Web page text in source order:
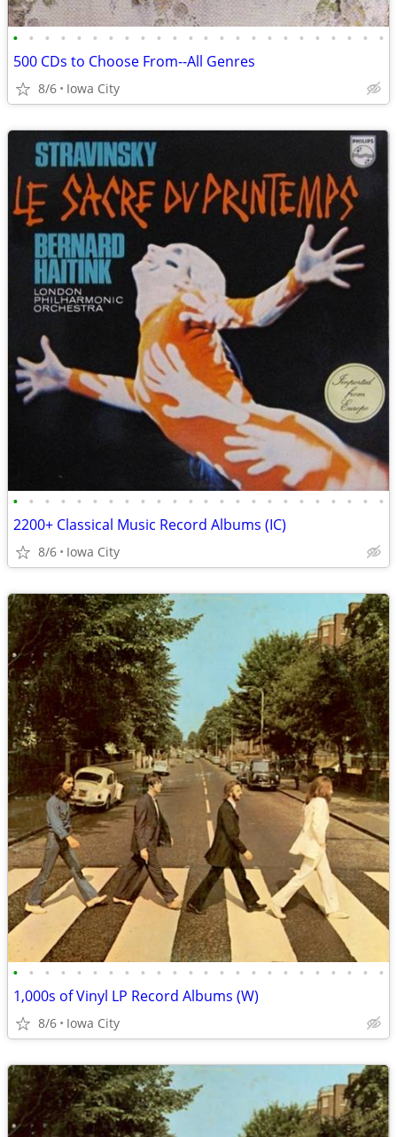
• • • • • • • • • • • • • • • • • • • • • • • •
500 CDs to Choose From--All Genres
8/6 Iowa City
• • • • • • • • • • • • • • • • • • • • • • • •
2200+ Classical Music Record Albums (IC)
8/6 Iowa City
• • • • • • • • • • • • • • • • • • • • • • • •
1,000s of Vinyl LP Record Albums (W)
8/6 Iowa City